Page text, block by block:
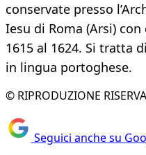
conservate presso
Iesu di Roma (Arsi)
1615 al 1624. Si tratta
in lingua portoghese.
© RIPRODUZIONE
Seguici anche su